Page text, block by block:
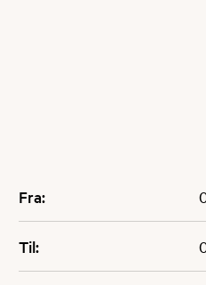
Fra:
Til: